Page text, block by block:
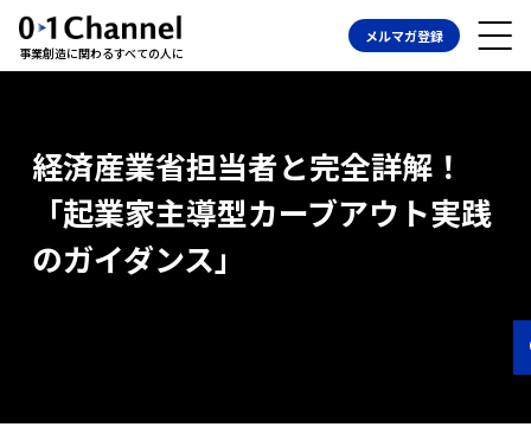
事業創造に関わるすべての人に
メルマガ登録
経済産業省担当者と完全詳解！
「起業家主導型カーブアウト実践
のガイダンス」